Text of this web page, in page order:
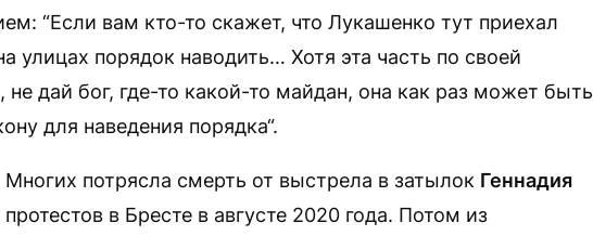
“Если вам кто-то скажет, что Лукашенко тут приехал
улицах порядок наводить… Хотя эта часть по своей
не дай бог, где-то какой-то майдан, она как раз может быть
для наведения порядка“.
потрясла смерть от выстрела в затылок Геннадия
в Бресте в августе 2020 года. Потом из